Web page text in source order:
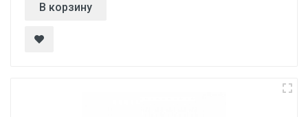
В корзину